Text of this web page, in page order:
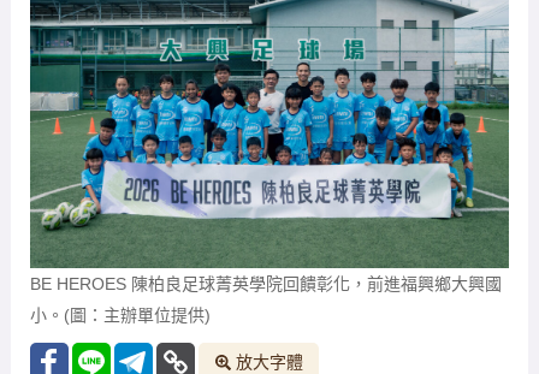
BE HEROES 陳柏良足球菁英學院回饋彰化，前進福興鄉大興國
小。(圖：主辦單位提供)
放大字體